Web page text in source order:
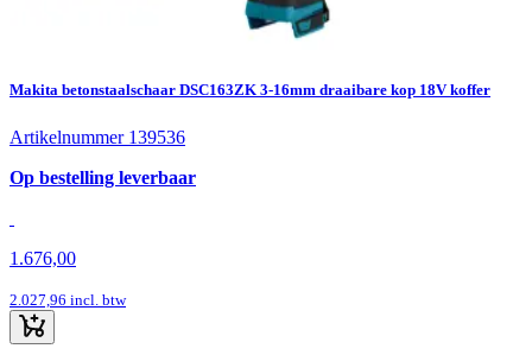
Makita betonstaalschaar DSC163ZK 3-16mm draaibare kop 18V koffer
Artikelnummer 139536
Op bestelling leverbaar
1.676,00
2.027,96 incl. btw